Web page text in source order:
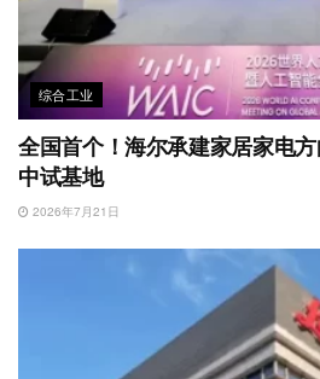
综合工业
全国首个！海尔承建家居家电
中试基地
2026年7月21日